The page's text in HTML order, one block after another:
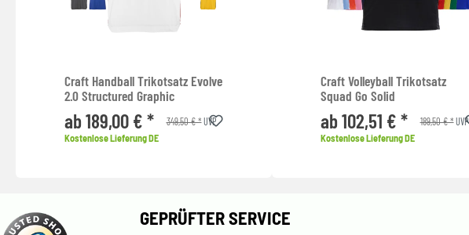
Craft Handball Trikotsatz Evolve
2.0 Structured Graphic
ab 189,00 € * 349,50 € *UVP
Kostenlose Lieferung DE
Craft Volleyball Trikotsatz
Squad Go Solid
ab 102,51 € * 189,50 € *UVP
Kostenlose Lieferung DE
GEPRÜFTER SERVICE